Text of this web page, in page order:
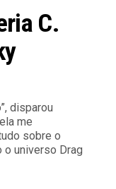
C.
disparou
me
sobre o
o universo Drag